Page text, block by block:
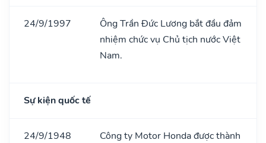
24/9/1997
Ông Trần Đức Lương bắt đầu đảm
nhiệm chức vụ Chủ tịch nước Việt
Nam.
Sự kiện quốc tế
24/9/1948
Công ty Motor Honda được thành